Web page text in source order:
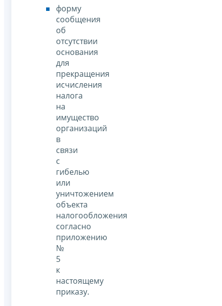
форму
сообщения
об
отсутствии
основания
для
прекращения
исчисления
налога
на
имущество
организаций
в
связи
с
гибелью
или
уничтожением
объекта
налогообложения
согласно
приложению
№
5
к
настоящему
приказу.